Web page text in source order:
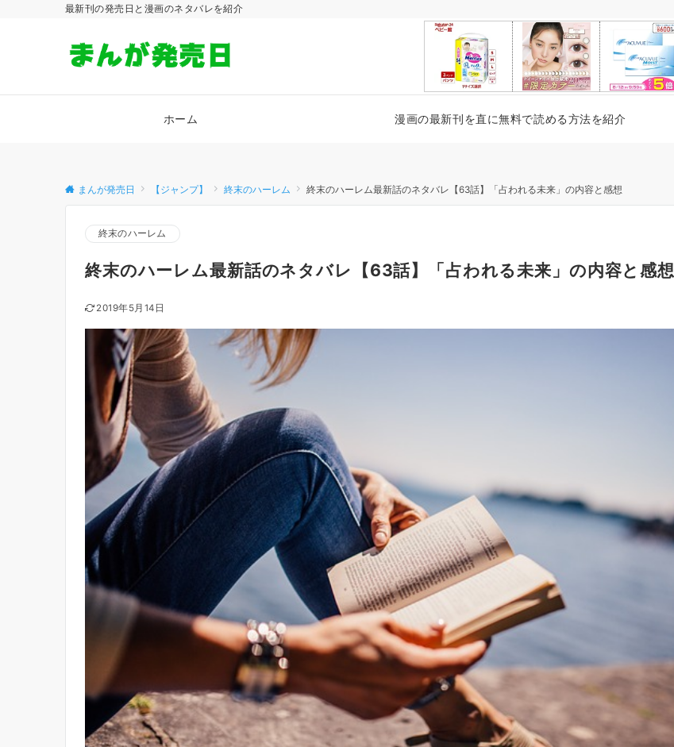
最新刊の発売日と漫画のネタバレを紹介
ホーム 漫画の最新刊を直に無料で読める方法を紹介
まんが発売日 【ジャンプ】 終末のハーレム 終末のハーレム最新話のネタバレ【63話】「占われる未来」の内容と感想
終末のハーレム
終末のハーレム最新話のネタバレ【63話】「占われる未来」の内容と感想
2019年5月14日